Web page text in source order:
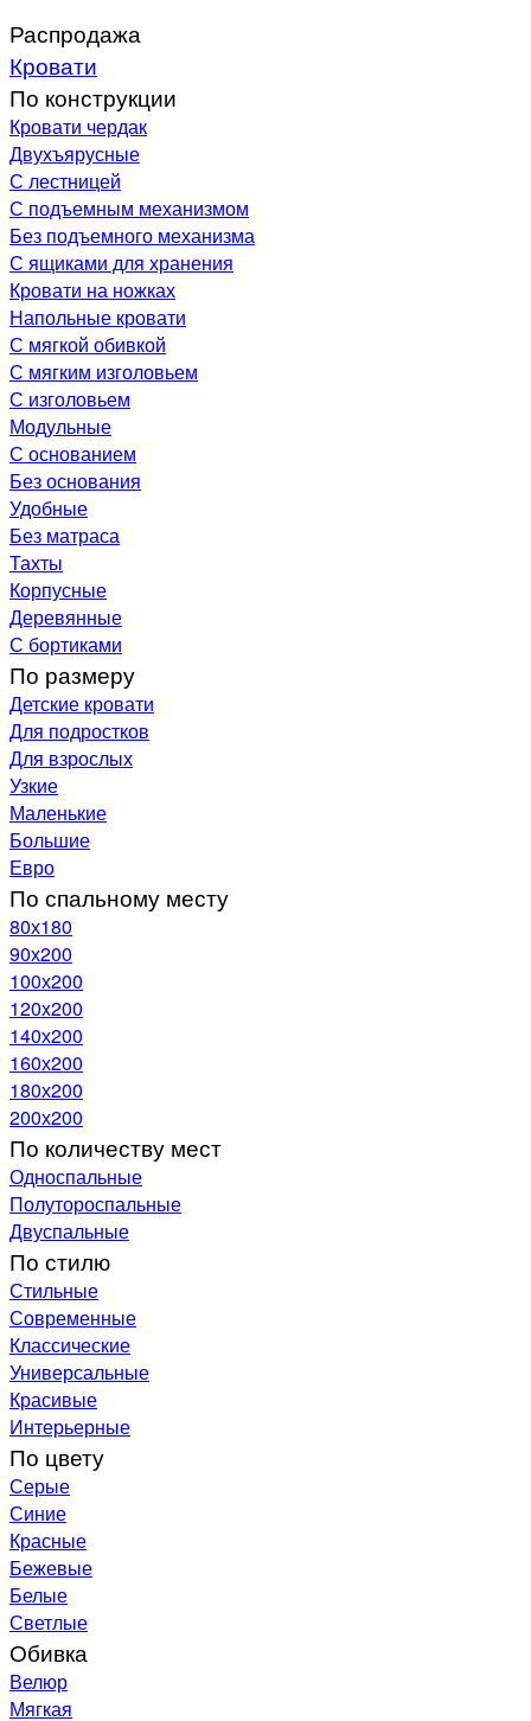
Распродажа
Кровати
По конструкции
Кровати чердак
Двухъярусные
С лестницей
С подъемным механизмом
Без подъемного механизма
С ящиками для хранения
Кровати на ножках
Напольные кровати
С мягкой обивкой
С мягким изголовьем
С изголовьем
Модульные
С основанием
Без основания
Удобные
Без матраса
Тахты
Корпусные
Деревянные
С бортиками
По размеру
Детские кровати
Для подростков
Для взрослых
Узкие
Маленькие
Большие
Евро
По спальному месту
80х180
90х200
100х200
120x200
140х200
160х200
180х200
200х200
По количеству мест
Односпальные
Полутороспальные
Двуспальные
По стилю
Стильные
Современные
Классические
Универсальные
Красивые
Интерьерные
По цвету
Серые
Синие
Красные
Бежевые
Белые
Светлые
Обивка
Велюр
Мягкая